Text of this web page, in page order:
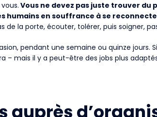
Vous ne devez pas juste trouver du
humains en souffrance à se
de la porte, écouter, tolérer, puis soigner,
pendant une semaine ou quinze jours.
– mais il y a peut-être des jobs plus
auprès